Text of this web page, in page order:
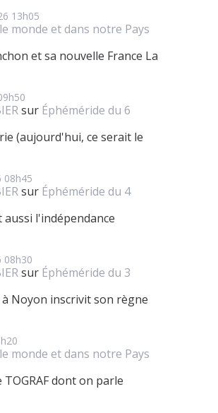
13h05
monde et dans notre Pays
et sa nouvelle France La
sur Éphéméride du 6
(aujourd'hui, ce serait le
08h45
sur Éphéméride du 4
l'indépendance
08h30
sur Éphéméride du 3
Noyon inscrivit son règne
monde et dans notre Pays
dont on parle